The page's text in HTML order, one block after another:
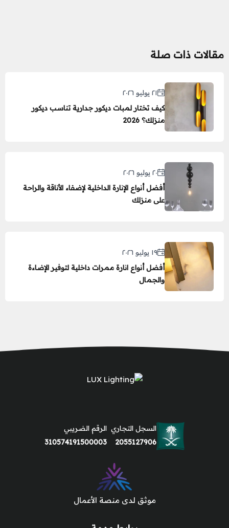
مقالات ذات صلة
٢١ يوليو ٢٠٢٦
كيف تختار لمبات ديكور جدارية تناسب ديكور
منزلك؟ 2026
٢٠ يوليو ٢٠٢٦
أفضل أنواع الإنارة الداخلية لإضفاء الأناقة والراحة
على منزلك
١٩ يوليو ٢٠٢٦
أفضل أنواع انارة ممرات داخلية لتوفير الإضاءة
والجمال
السجل التجاري
2055127906
الرقم الضريبي
310574191500003
موثق لدى منصة الأعمال